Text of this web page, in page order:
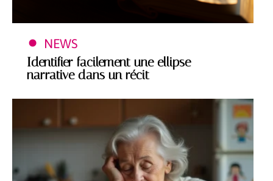
NEWS
Identifier facilement une ellipse
narrative dans un récit